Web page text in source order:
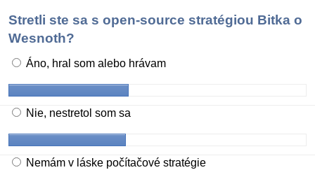
Stretli ste sa s open-source stratégiou Bitka o
Wesnoth?
Áno, hral som alebo hrávam
Nie, nestretol som sa
Nemám v láske počítačové stratégie